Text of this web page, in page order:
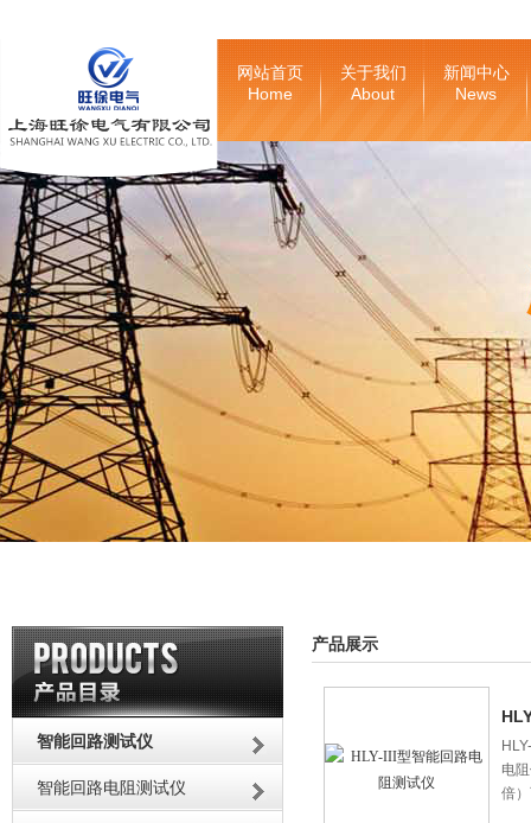
网站首页
Home
关于我们
About
新闻中心
News
智能回路测试仪
智能回路电阻测试仪
产品展示
电
倍